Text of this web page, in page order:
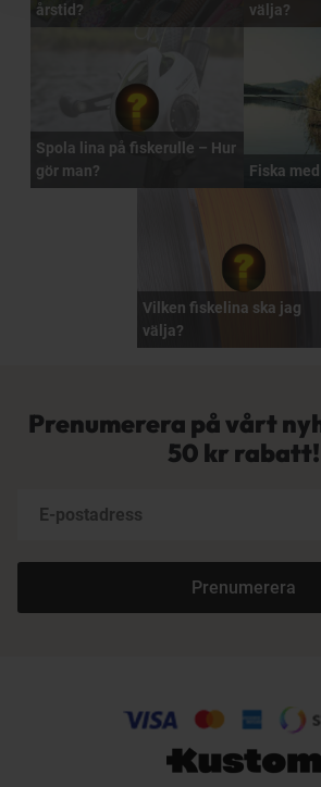
årstid?
välja?
Spola lina på fiskerulle – Hur
gör man?
Fiska
Vilken fiskelina ska jag
välja?
Prenumerera på vårt
50 kr rabatt!
Prenumerera